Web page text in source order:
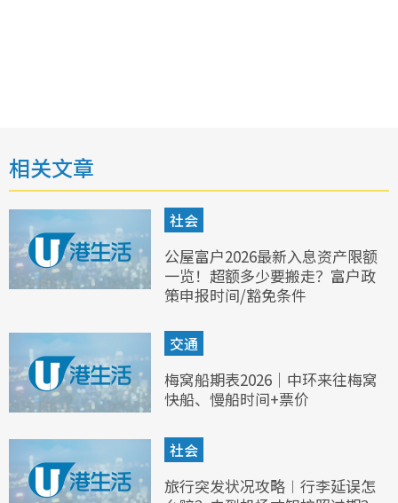
相关文章
社会
公屋富户2026最新入息资产限额
一览！超额多少要搬走？富户政
策申报时间/豁免条件
交通
梅窝船期表2026｜中环来往梅窝
快船、慢船时间+票价
社会
旅行突发状况攻略︱行李延误怎